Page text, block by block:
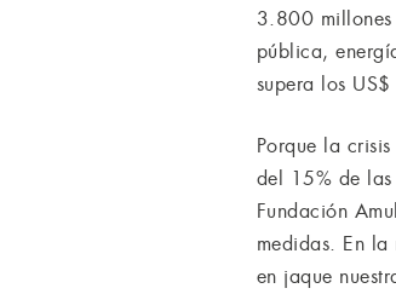
3.800 millones
pública,
supera los
Porque la
del 15% de
Fundación
medidas. En
en jaque